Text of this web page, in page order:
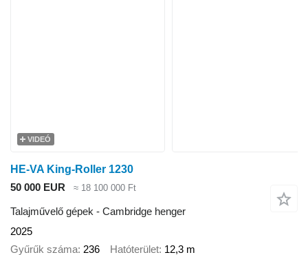
VIDEÓ
HE-VA King-Roller 1230
50 000 EUR
≈ 18 100 000 Ft
Talajművelő gépek - Cambridge henger
2025
Gyűrűk száma 236 Hatóterület 12,3 m